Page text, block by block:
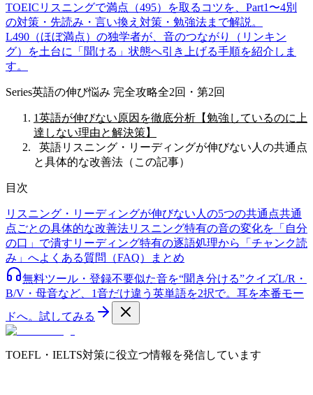
TOEICリスニングで満点（495）を取るコツを、Part1〜4別
の対策・先読み・言い換え対策・勉強法まで解説。
L490（ほぼ満点）の独学者が、音のつながり（リンキン
グ）を土台に「聞ける」状態へ引き上げる手順を紹介しま
す。
Series英語の伸び悩み 完全攻略全2回 ・第2回
1英語が伸びない原因を徹底分析【勉強しているのに上
達しない理由と解決策】
英語リスニング・リーディングが伸びない人の共通点
と具体的な改善法 （この記事）
目次
リスニング・リーディングが伸びない人の5つの共通点共通
点ごとの具体的な改善法リスニング特有の音の変化を「自分
の口」で潰す リーディング特有の逐語処理から「チャンク読
み」へよくある質問（FAQ）
まとめ
無料ツール・登録不要似た音を“聞き分ける”クイズL/R・
B/V・母音など、1音だけ違う英単語を2択で。耳を本番モー
ドへ。 試してみる
TOEFL・IELTS対策に役立つ情報を発信しています